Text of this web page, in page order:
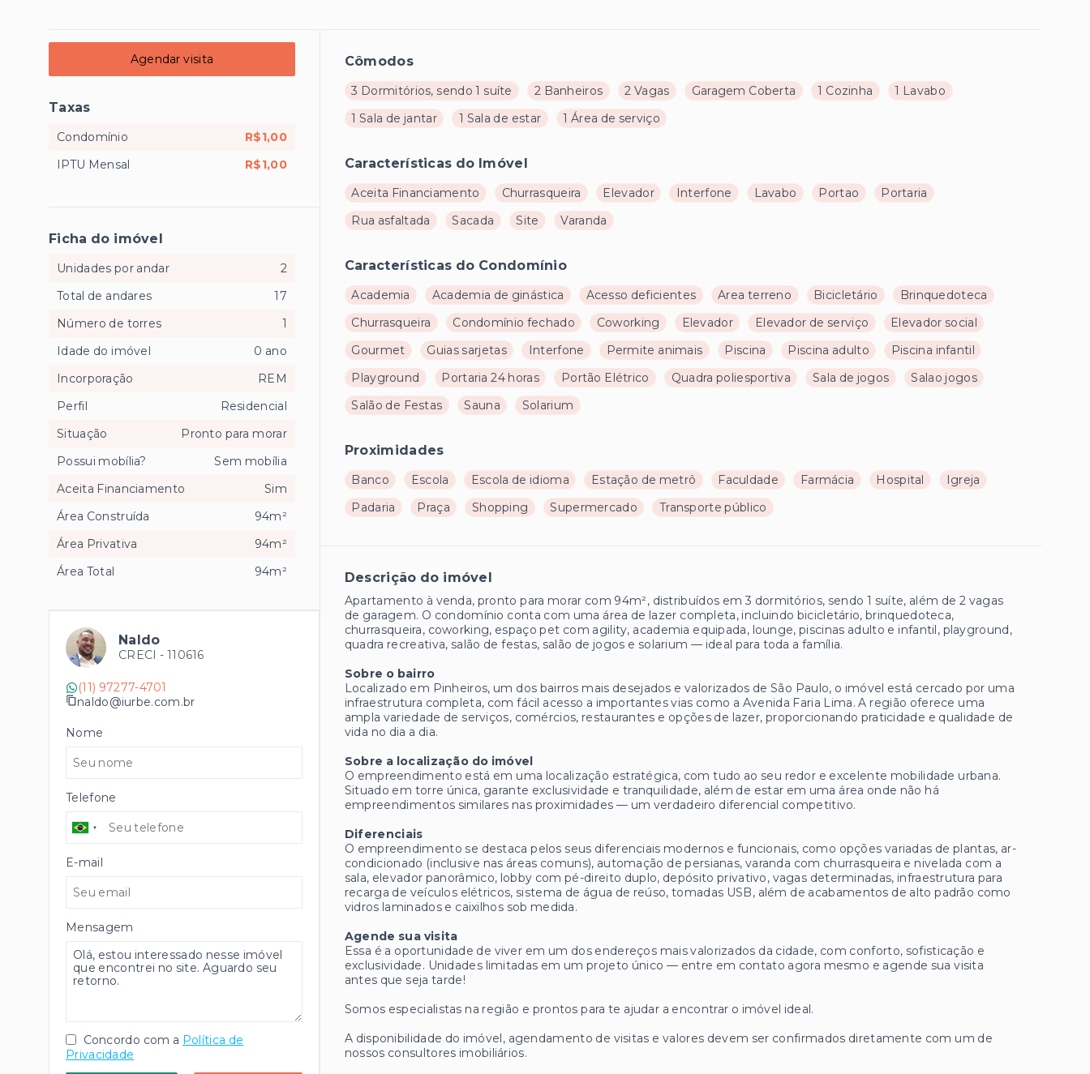
Cômodos
3 Dormitórios, sendo 1 suíte 2 Banheiros 2 Vagas Garagem Coberta 1 Cozinha
1 Lavabo
1 Sala de jantar
1 Sala de estar 1 Área de serviço
Características do Imóvel
Aceita Financiamento Churrasqueira Elevador Interfone Lavabo Portao
Portaria
Rua asfaltada
Sacada Site Varanda
Características do Condomínio
Academia Academia de ginástica Acesso deficientes Area terreno Bicicletário
Brinquedoteca
Churrasqueira
Condomínio fechado Coworking Elevador Elevador de serviço
Elevador social
Gourmet
Guias sarjetas Interfone Permite animais Piscina Piscina adulto
Piscina infantil
Playground
Portaria 24 horas Portão Elétrico Quadra poliesportiva Sala de jogos
Salao jogos
Salão de Festas
Sauna Solarium
Proximidades
Banco Escola Escola de idioma Estação de metrô Faculdade Farmácia Hospital
Igreja
Padaria
Praça Shopping Supermercado Transporte público
Descrição do imóvel
Apartamento à venda, pronto para morar com 94m², distribuídos em 3 dormitórios, sendo 1 suíte, além de 2 vagas
de garagem. O condomínio conta com uma área de lazer completa, incluindo bicicletário, brinquedoteca,
churrasqueira, coworking, espaço pet com agility, academia equipada, lounge, piscinas adulto e infantil, playground,
quadra recreativa, salão de festas, salão de jogos e solarium — ideal para toda a família.
Sobre o bairro
Localizado em Pinheiros, um dos bairros mais desejados e valorizados de São Paulo, o imóvel está cercado por uma
infraestrutura completa, com fácil acesso a importantes vias como a Avenida Faria Lima. A região oferece uma
ampla variedade de serviços, comércios, restaurantes e opções de lazer, proporcionando praticidade e qualidade de
vida no dia a dia.
Sobre a localização do imóvel
O empreendimento está em uma localização estratégica, com tudo ao seu redor e excelente mobilidade urbana.
Situado em torre única, garante exclusividade e tranquilidade, além de estar em uma área onde não há
empreendimentos similares nas proximidades — um verdadeiro diferencial competitivo.
Diferenciais
O empreendimento se destaca pelos seus diferenciais modernos e funcionais, como opções variadas de plantas, ar-
condicionado (inclusive nas áreas comuns), automação de persianas, varanda com churrasqueira e nivelada com a
sala, elevador panorâmico, lobby com pé-direito duplo, depósito privativo, vagas determinadas, infraestrutura para
recarga de veículos elétricos, sistema de água de reúso, tomadas USB, além de acabamentos de alto padrão como
vidros laminados e caixilhos sob medida.
Agende sua visita
Essa é a oportunidade de viver em um dos endereços mais valorizados da cidade, com conforto, sofisticação e
exclusividade. Unidades limitadas em um projeto único — entre em contato agora mesmo e agende sua visita
antes que seja tarde!
Somos especialistas na região e prontos para te ajudar a encontrar o imóvel ideal.
A disponibilidade do imóvel, agendamento de visitas e valores devem ser confirmados diretamente com um de
nossos consultores imobiliários.
Agendar visita
Taxas
Condomínio
R$1,00
IPTU Mensal
R$1,00
Ficha do imóvel
Unidades por andar
2
Total de andares
17
Número de torres
1
Idade do imóvel
0 ano
Incorporação
REM
Perfil
Residencial
Situação
Pronto para morar
Possui mobília?
Sem mobília
Aceita Financiamento
Sim
Área Construída
94m²
Área Privativa
94m²
Área Total
94m²
Naldo
CRECI - 110616
(11) 97277-4701
naldo@iurbe.com.br
Nome
Telefone
E-mail
Mensagem
Concordo com a Política de
Privacidade